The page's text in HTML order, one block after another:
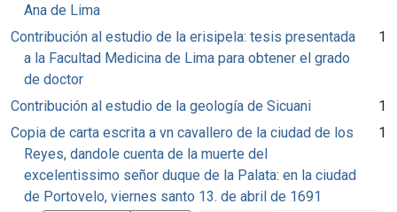
Ana de Lima
Contribución al estudio de la erisipela: tesis presentada
a la Facultad Medicina de Lima para obtener el grado
de doctor
1
Contribución al estudio de la geología de Sicuani
1
Copia de carta escrita a vn cavallero de la ciudad de los
Reyes, dandole cuenta de la muerte del
excelentissimo señor duque de la Palata: en la ciudad
de Portovelo, viernes santo 13. de abril de 1691
1